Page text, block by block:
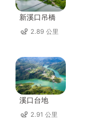
新溪口吊橋
2.89 公里
溪口台地
2.91 公里